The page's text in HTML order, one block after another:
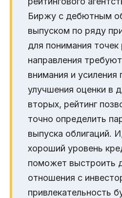
Биржу с дебютным
выпуском по ряду
для понимания точек
направления
внимания и усиления
улучшения оценки в
вторых, рейтинг
точно определить
выпуска облигаций.
хороший уровень
поможет выстроить
отношения с
привлекательность